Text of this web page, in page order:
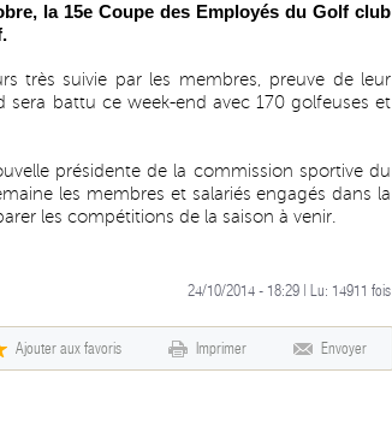
la 15e Coupe des Employés du Golf club
très suivie par les membres, preuve de leur
sera battu ce week-end avec 170 golfeuses et
présidente de la commission sportive du
les membres et salariés engagés dans la
les compétitions de la saison à venir.
24/10/2014 - 18:29 | Lu: 14911 fois
Ajouter aux favoris Imprimer Envoyer